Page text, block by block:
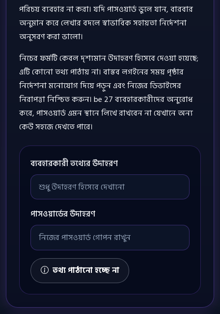
পরিচয় ব্যবহার না করা। যদি পাসওয়ার্ড ভুলে যান, বারবার
অনুমান করে লেখার বদলে স্বাভাবিক সহায়তা নির্দেশনা
অনুসরণ করা ভালো।
নিচের ফর্মটি কেবল দৃশ্যমান উদাহরণ হিসেবে দেওয়া হয়েছে;
এটি কোনো তথ্য পাঠায় না। বাস্তব লগইনের সময় পৃষ্ঠার
নির্দেশনা মনোযোগ দিয়ে পড়ুন এবং নিজের ডিভাইসের
নিরাপত্তা নিশ্চিত করুন। be 27 ব্যবহারকারীদের অনুরোধ
করে, পাসওয়ার্ড এমন স্থানে লিখে রাখবেন না যেখানে অন্য
কেউ সহজে দেখতে পারে।
ব্যবহারকারী তথ্যের উদাহরণ
পাসওয়ার্ডের উদাহরণ
তথ্য পাঠানো হচ্ছে না